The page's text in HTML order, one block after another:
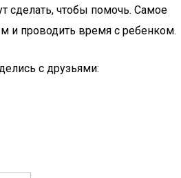
сделать, чтобы помочь. Самое
и проводить время с ребенком.
с друзьями: